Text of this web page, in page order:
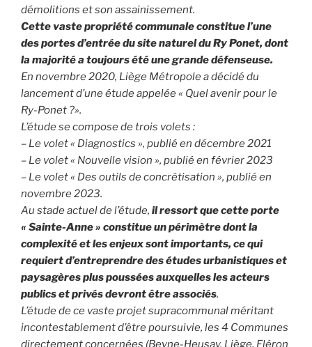
démolitions et son assainissement.
Cette vaste propriété communale constitue l’une
des portes d’entrée du site naturel du Ry Ponet, dont
la majorité a toujours été une grande défenseuse.
En novembre 2020, Liège Métropole a décidé du
lancement d’une étude appelée « Quel avenir pour le
Ry-Ponet ?».
L’étude se compose de trois volets :
– Le volet « Diagnostics », publié en décembre 2021
– Le volet « Nouvelle vision », publié en février 2023
– Le volet « Des outils de concrétisation », publié en
novembre 2023.
Au stade actuel de l’étude, il ressort que cette porte
« Sainte-Anne » constitue un périmètre dont la
complexité et les enjeux sont importants, ce qui
requiert d’entreprendre des études urbanistiques et
paysagères plus poussées auxquelles les acteurs
publics et privés devront être associés.
L’étude de ce vaste projet supracommunal méritant
incontestablement d’être poursuivie, les 4 Communes
directement concernées (Beyne-Heusay, Liège, Fléron